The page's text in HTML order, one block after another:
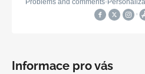
Informace pro vás